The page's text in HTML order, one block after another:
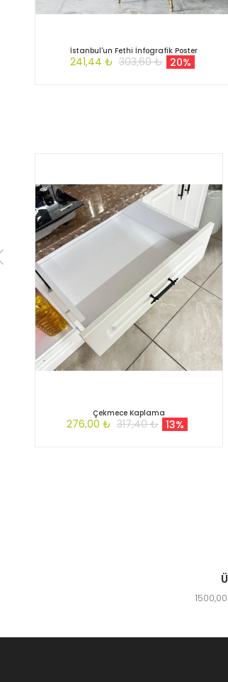
İstanbul'un Fethi İnfografik Poster
241,44 ₺ 303,60 ₺ 20%
Çekmece Kaplama
276,00 ₺ 317,40 ₺ 13%